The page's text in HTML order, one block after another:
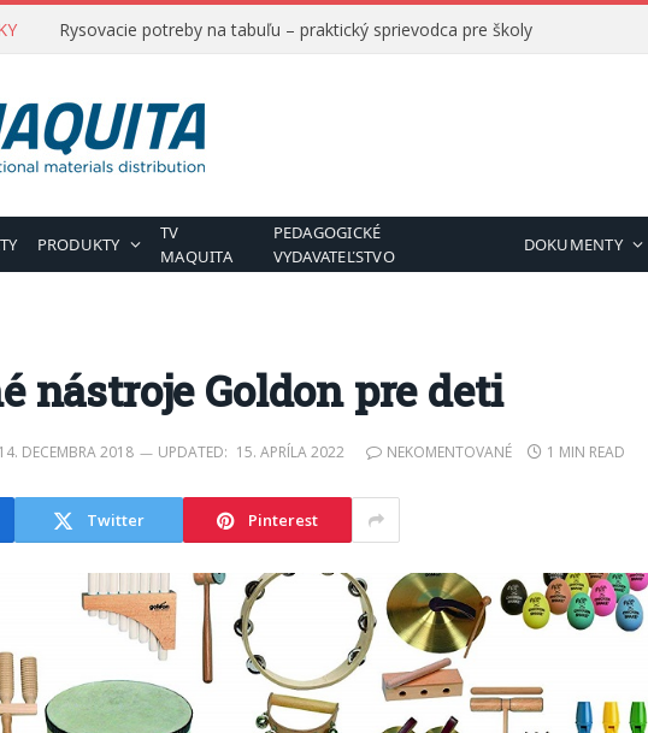
Rysovacie potreby na tabuľu – praktický sprievodca pre školy
PRODUKTY
TV
MAQUITA
PEDAGOGICKÉ
VYDAVATEĽSTVO
DOKUMENTY
nástroje Goldon pre deti
14. DECEMBRA 2018 UPDATED: 15. APRÍLA 2022 NEKOMENTOVANÉ 1 MIN READ
Twitter Pinterest